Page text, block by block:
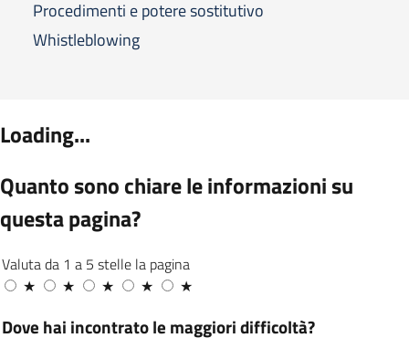
Procedimenti e potere sostitutivo
Whistleblowing